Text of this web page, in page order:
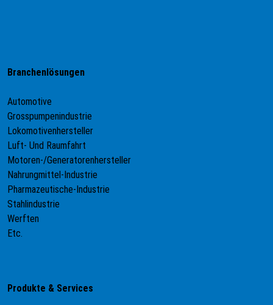
Branchenlösungen
Automotive
Grosspumpenindustrie
Lokomotivenhersteller
Luft- Und Raumfahrt
Motoren-/Generatorenhersteller
Nahrungmittel-Industrie
Pharmazeutische-Industrie
Stahlindustrie
Werften
Etc.
Produkte & Services